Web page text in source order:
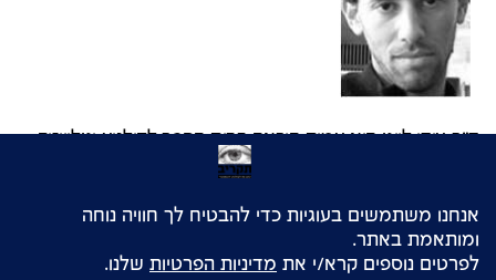
ד"ר עידו לויט הוא עמית הוראה בבית הספר לקולנוע וטלוויזיה
ע"ש טיש באוניברסיטת תל אביב, שם הוא מלמד קורסים
העוסקים בקולנוע גרמני, סאונד בקולנוע ותיאוריות קולנועיות.
עידו הוא עורך שותף...
קרא עוד